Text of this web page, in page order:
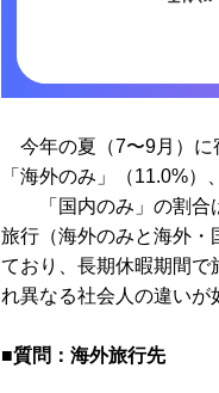
今年の夏（7〜9月）に
「海外のみ」（11.0%
「国内のみ」の割合は
旅行（海外のみと海外・
ており、長期休暇期間で
れ異なる社会人の違いが
■質問：海外旅行先